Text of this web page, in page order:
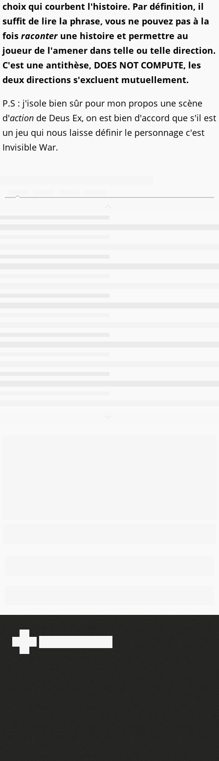
choix qui courbent l'histoire. Par définition, il
suffit de lire la phrase, vous ne pouvez pas à la
fois raconterune histoire et permettre au
joueur de l'amener dans telle ou telle direction.
C'est une antithèse, DOES NOT COMPUTE, les
deux directions s'excluent mutuellement.
P.S : j'isole bien sûr pour mon propos une scène
d'action de Deus Ex, on est bien d'accord que s'il est
un jeu qui nous laisse définir le personnage c'est
Invisible War.